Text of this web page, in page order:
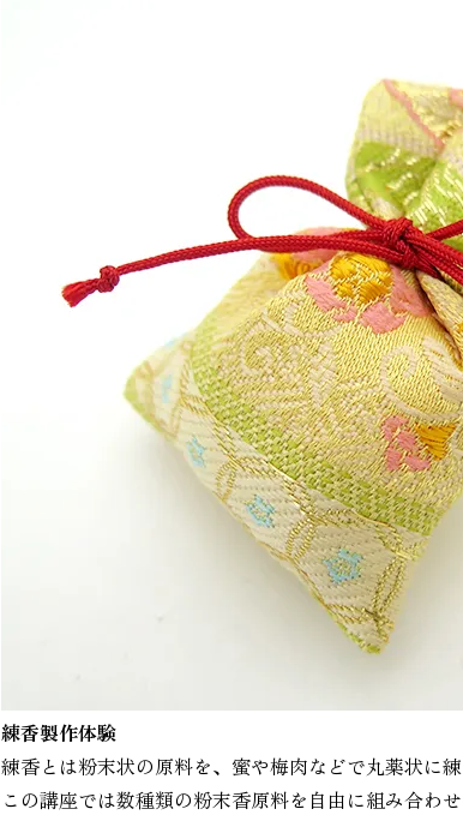
練香製作体験
練香とは粉末状の原料を、蜜や梅肉などで丸薬状に練
この講座では数種類の粉末香原料を自由に組み合わ